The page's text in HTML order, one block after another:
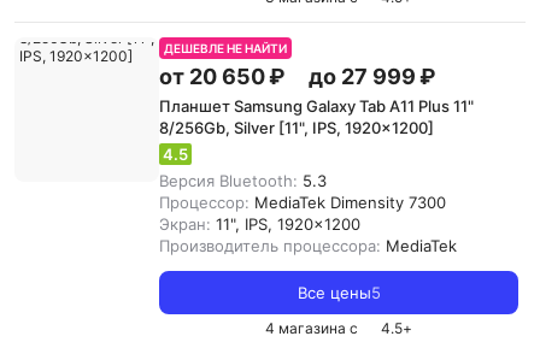
ДЕШЕВЛЕ НЕ НАЙТИ
от 20 650 ₽ до 27 999 ₽
Планшет Samsung Galaxy Tab A11 Plus 11"
8/256Gb, Silver [11", IPS, 1920x1200]
4.5
Версия Bluetooth: 5.3
Процессор: MediaTek Dimensity 7300
Экран: 11", IPS, 1920x1200
Производитель процессора: MediaTek
Все цены5
4 магазина с 4.5+